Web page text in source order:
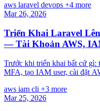
aws laravel devops +4 more
Mar 26, 2026
Triển Khai Laravel
— Tài Khoản AWS,
Trước khi triển khai bất cứ gì:
MFA, tạo IAM user, cài đặt
aws iam cli +3 more
Mar 25, 2026